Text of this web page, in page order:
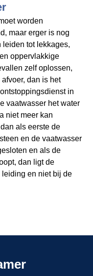
worden
maar erger is nog
leiden tot lekkages,
oppervlakkige
zelf oplossen,
dan is het
in
vaatwasser het water
niet meer kan
als eerste de
en de vaatwasser
en als de
dan ligt de
en niet bij de